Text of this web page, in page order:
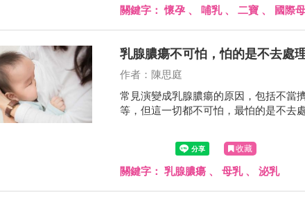
持續哺乳的！
關鍵字：懷孕 、 哺乳、 二寶 、 國際
乳腺膿瘍不可怕，怕的是不去處
作者：陳思庭
常見演變成乳腺膿瘍的原因，包括不當
等，但這一切都不可怕，最怕的是不去處
收藏
關鍵字： 乳腺膿瘍 、 母乳、 泌乳